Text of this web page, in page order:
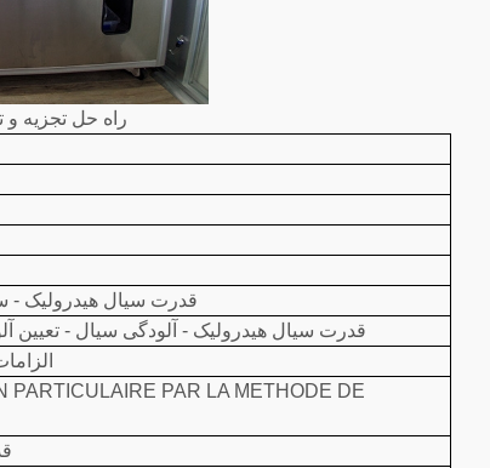
راه حل تجزیه و
قدرت سیال هیدرولیک -
قدرت سیال هیدرولیک - آلودگی سیال -